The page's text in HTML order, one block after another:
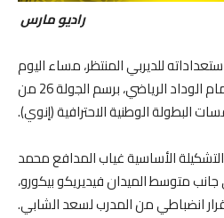
راديو مارس
للديربي المنتظر، مساء اليوم
السبت (12 أبريل 2025)، أمام الوداد الرياضي، برسم الجولة 26 من
البطولة الوطنية الاحترافية (إنوي).
الأساسية غياب المدافع محمد
متوسط الميدان فيديريكو بيكورو،
انضباطي من المدرب لسعد الشابي.